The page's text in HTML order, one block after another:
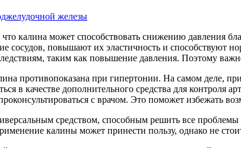
железы
калина может способствовать снижению давления
сосудов, повышают их эластичность и способствуют
таким как повышение давления. Поэтому
противопоказана при гипертонии. На самом деле,
в качестве дополнительного средства для
с врачом. Это поможет избежать
средством, способным решить все
калины может принести пользу, однако не